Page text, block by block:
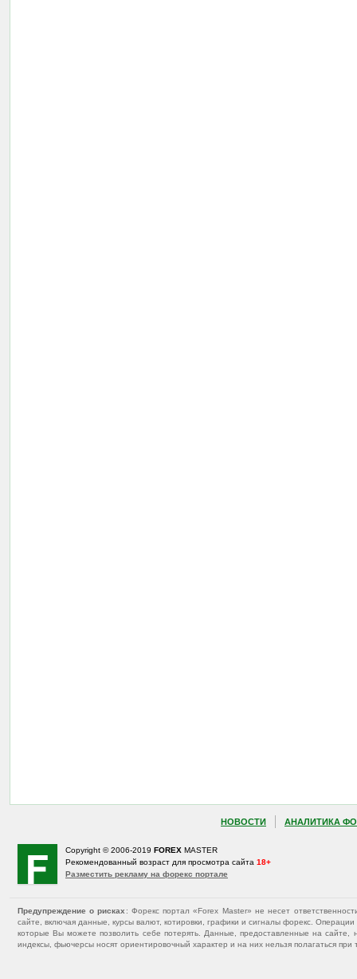
НОВОСТИ АНАЛИТИКА
Copyright © 2006-2019 FOREX MASTER
Рекомендованный возраст для просмотра сайта 18+
Разместить рекламу на форекс портале
Предупреждение о рисках : Форекс портал «Forex Master» не несет
сайте, включая данные, курсы валют, котировки, графики и сигналы форекс.
которые Вы можете позволить себе потерять. Данные, предоставленные на
индексы, фьючерсы носят ориентировочный характер и на них нельзя полагаться при